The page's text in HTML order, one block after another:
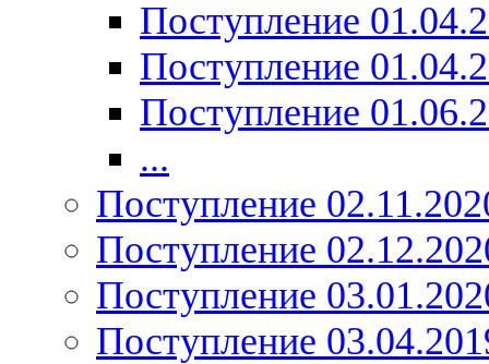
Поступление
Поступление
Поступление
...
Поступление
Поступление
Поступление
Поступление